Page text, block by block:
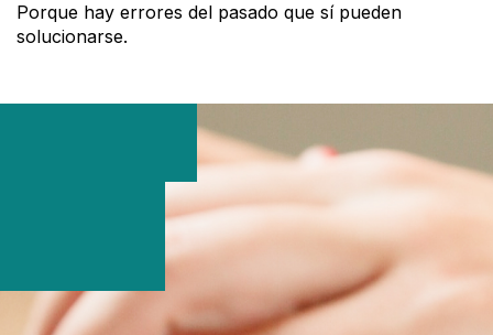
Porque hay errores del pasado que sí pueden
solucionarse.